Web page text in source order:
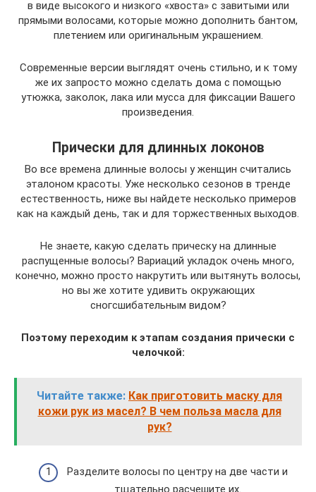
в виде высокого и низкого «хвоста» с завитыми или
прямыми волосами, которые можно дополнить бантом,
плетением или оригинальным украшением.
Современные версии выглядят очень стильно, и к тому
же их запросто можно сделать дома с помощью
утюжка, заколок, лака или мусса для фиксации Вашего
произведения.
Прически для длинных локонов
Во все времена длинные волосы у женщин считались
эталоном красоты. Уже несколько сезонов в тренде
естественность, ниже вы найдете несколько примеров
как на каждый день, так и для торжественных выходов.
Не знаете, какую сделать прическу на длинные
распущенные волосы? Вариаций укладок очень много,
конечно, можно просто накрутить или вытянуть волосы,
но вы же хотите удивить окружающих
сногсшибательным видом?
Поэтому переходим к этапам создания прически с
челочкой:
Читайте также: Как приготовить маску для
кожи рук из масел? В чем польза масла для
рук?
Разделите волосы по центру на две части и
тщательно расчешите их.